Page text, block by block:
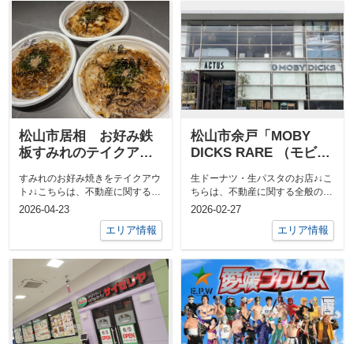
松山市居相 お好み鉄
板すみれのテイクアウ
すみれのお好み焼きをテイクアウ
ト♪↓こちらは、不動産に関する全
般のお問合せ先↓ビジネスLINEで
2026-04-23
エリア情報
松山市余戸「MOBY
DICKS RARE （モビー
行ってきました♪
生ドーナツ・生パスタのお店♪↓こ
ちらは、不動産に関する全般のお
問合せ先↓ビジネスLINEでお部屋
2026-02-27
エリア情報